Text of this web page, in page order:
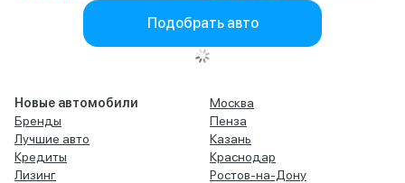
Подобрать авто
Новые автомобили
Бренды
Лучшие авто
Кредиты
Лизинг
Москва
Пенза
Казань
Краснодар
Ростов-на-Дону